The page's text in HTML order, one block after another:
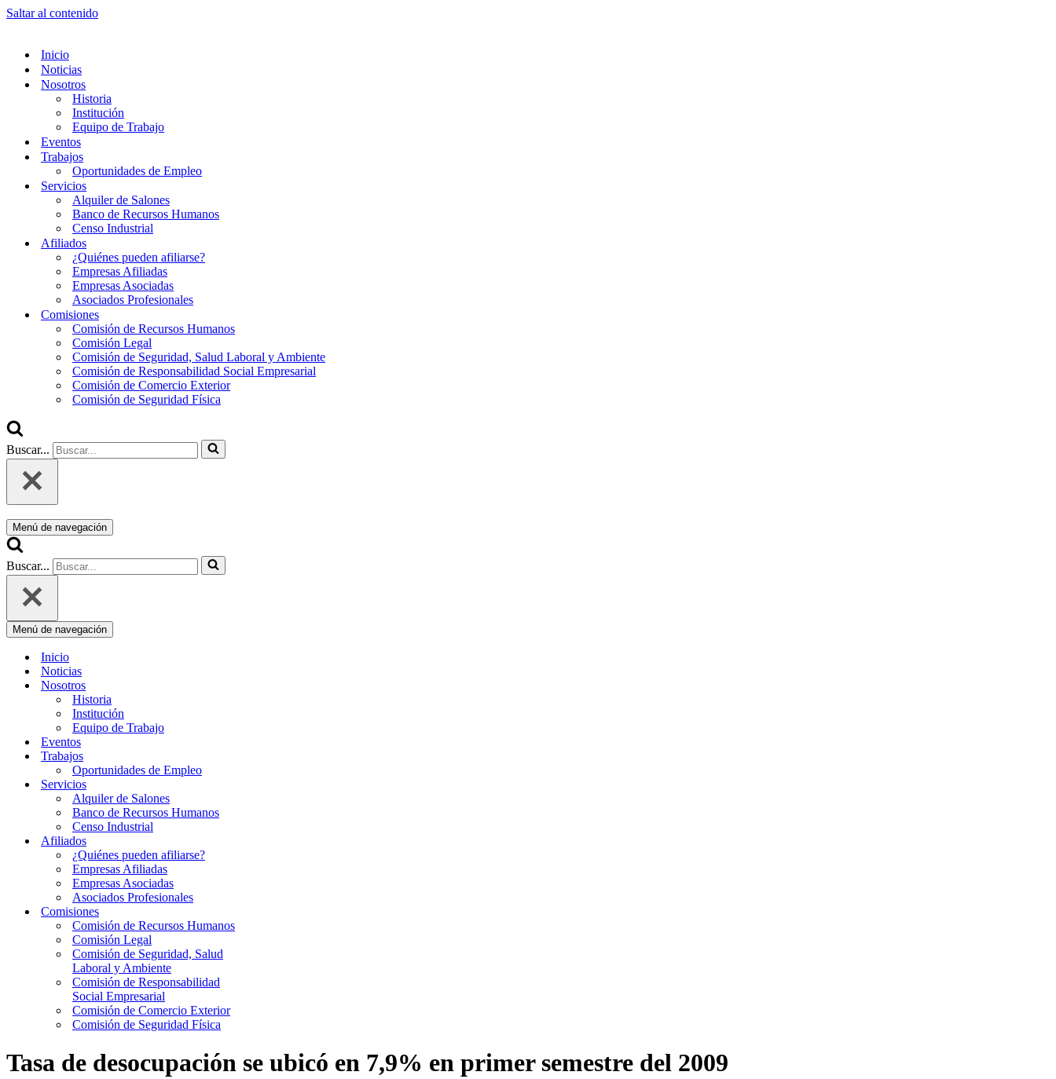
Saltar al contenido
Inicio
Noticias
Nosotros
Historia
Institución
Equipo de Trabajo
Eventos
Trabajos
Oportunidades de Empleo
Servicios
Alquiler de Salones
Banco de Recursos Humanos
Censo Industrial
Afiliados
¿Quiénes pueden afiliarse?
Empresas Afiliadas
Empresas Asociadas
Asociados Profesionales
Comisiones
Comisión de Recursos Humanos
Comisión Legal
Comisión de Seguridad, Salud Laboral y Ambiente
Comisión de Responsabilidad Social Empresarial
Comisión de Comercio Exterior
Comisión de Seguridad Física
Buscar...
Menú de navegación
Buscar...
Menú de navegación
Inicio
Noticias
Nosotros
Historia
Institución
Equipo de Trabajo
Eventos
Trabajos
Oportunidades de Empleo
Servicios
Alquiler de Salones
Banco de Recursos Humanos
Censo Industrial
Afiliados
¿Quiénes pueden afiliarse?
Empresas Afiliadas
Empresas Asociadas
Asociados Profesionales
Comisiones
Comisión de Recursos Humanos
Comisión Legal
Comisión de Seguridad, Salud
Laboral y Ambiente
Comisión de Responsabilidad
Social Empresarial
Comisión de Comercio Exterior
Comisión de Seguridad Física
Tasa de desocupación se ubicó en 7,9% en primer semestre del 2009